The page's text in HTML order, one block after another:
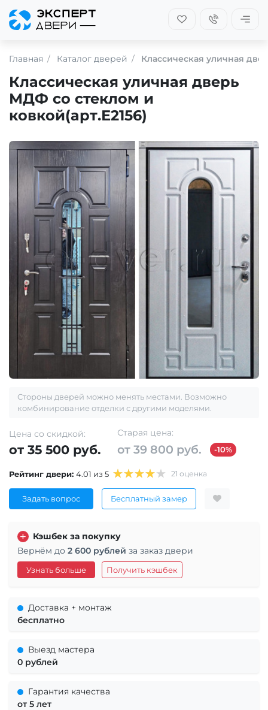
Главная Каталог дверей Классическая уличная
Классическая уличная дверь
МДФ со стеклом и
ковкой(арт.Е2156)
Стороны дверей можно менять местами. Возможно
комбинирование отделки с другими моделями.
Цена со скидкой:
от 35 500 руб.
Старая цена:
от 39 800 руб. -10%
Рейтинг двери: 4.01 из 5 21 оценка
Задать вопрос Бесплатный замер
Кэшбек за покупку
Вернём до 2 600 рублей за заказ двери
Узнать больше Получить кэшбек
Доставка + монтаж
бесплатно
Выезд мастера
0 рублей
Гарантия качества
от 5 лет